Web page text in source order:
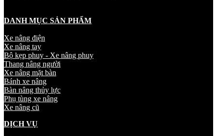
DANH MỤC SẢN PHẨM
Xe nâng điện
Xe nâng tay
Bộ kẹp phuy - Xe nâng phuy
Thang nâng người
Xe nâng mặt bàn
Bánh xe nâng
Bàn nâng thủy lực
Phụ tùng xe nâng
Xe nâng cũ
DỊCH VỤ